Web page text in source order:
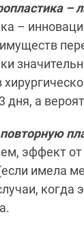
–
–
дня, а
эффект от
имела
когда